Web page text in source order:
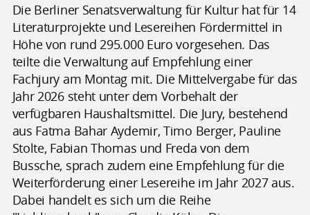
Die Berliner Senatsverwaltung für Kultur hat für 14
Literaturprojekte und Lesereihen Fördermittel in
Höhe von rund 295.000 Euro vorgesehen. Das
teilte die Verwaltung auf Empfehlung einer
Fachjury am Montag mit. Die Mittelvergabe für das
Jahr 2026 steht unter dem Vorbehalt der
verfügbaren Haushaltsmittel. Die Jury, bestehend
aus Fatma Bahar Aydemir, Timo Berger, Pauline
Stolte, Fabian Thomas und Freda von dem
Bussche, sprach zudem eine Empfehlung für die
Weiterförderung einer Lesereihe im Jahr 2027 aus.
Dabei handelt es sich um die Reihe